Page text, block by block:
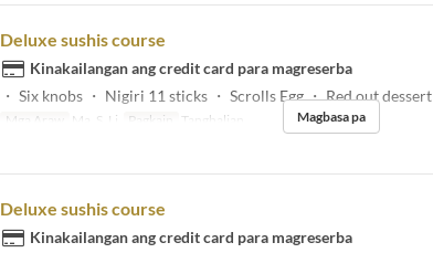
Deluxe sushis course
Kinakailangan ang credit card para magreserba
・ Six knobs ・ Nigiri 11 sticks ・ Scrolls Egg ・ Red out dessert
Mga Araw Ma, S, Li Pagkain Tanghalian Magbasa pa
Deluxe sushis course
Kinakailangan ang credit card para magreserba